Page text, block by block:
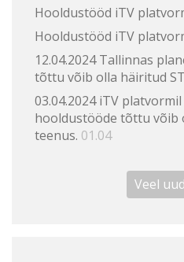
Hooldustööd iTV
Hooldustööd iTV
12.04.2024 Tallinnas
tõttu võib olla häiritud
03.04.2024 iTV
hooldustööde tõttu võib
teenus. 01.04
Veel